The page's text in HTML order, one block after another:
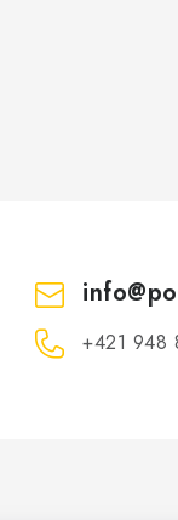
info@
‪+421 948